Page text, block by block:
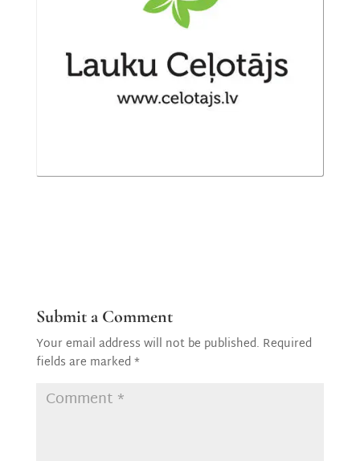
Submit a Comment
Your email address will not be published. Required
fields are marked *